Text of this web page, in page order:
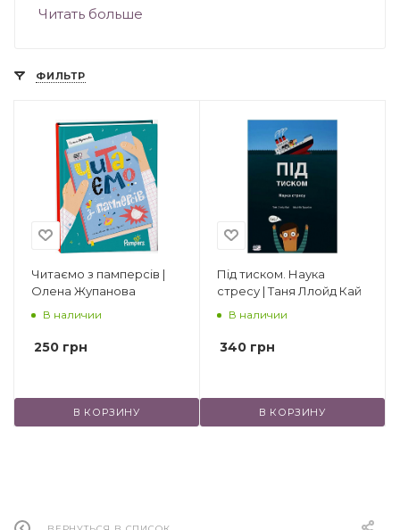
есть своя аудитория. Это книжные
книг. Издательство выпускает книги
взрослых. Бестселлерами издательства
являются книги: «Хто живе в тобі», «Крута
математика», «Крута фізика», «Не-мов-ля» и
другие.
Читать больше
ФИЛЬТР
Читаємо з памперсів |
Олена Жупанова
В наличии
250 грн
В КОРЗИНУ
Під тиском. Наука
стресу | Таня Ллойд Кай
В наличии
340 грн
В КОРЗИНУ